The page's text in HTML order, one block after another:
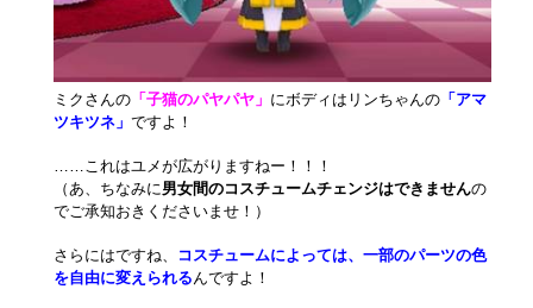
ミクさんの 「子猫のパヤパヤ」 にボディはリンちゃんの 「アマ
ツキツネ」 ですよ！
……これはユメが広がりますねー！！！
（あ、ちなみに男女間のコスチュームチェンジはできませんの
でご承知おきくださいませ！）
さらにはですね、
コスチュームによっては、一部のパーツの色
を自由に変えられる んですよ！